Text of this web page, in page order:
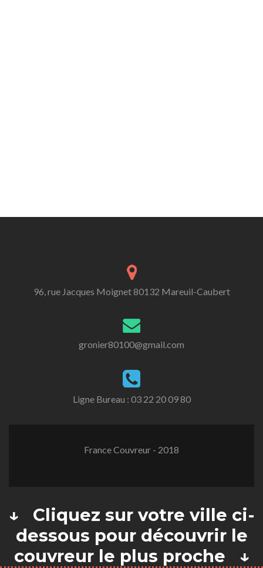
96, rue Jacques Moignet 80132 Mareuil-Caubert
gronier80100@gmail.com
Ligne Bureau : 03 22 20 09 80
France Couvreur - 2018
↓ Cliquez sur votre ville ci-
dessous pour découvrir le
couvreur le plus proche ↓